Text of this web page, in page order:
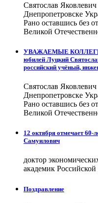
Святослав Яковлевич
Днепропетровске
Рано оставшись без
Великой
УВАЖАЕМЫЕ КОЛЛЕГИ!
юбилей Луцкий
российский учёный,
Святослав Яковлевич
Днепропетровске
Рано оставшись без
Великой
12 октября отмечает
Самуилович
доктор
академик
Поздравление